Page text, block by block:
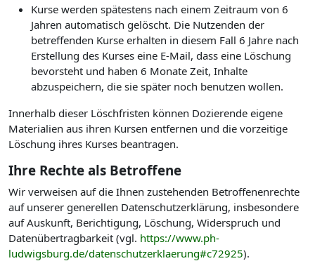
Kurse werden spätestens nach einem Zeitraum von 6
Jahren automatisch gelöscht. Die Nutzenden der
betreffenden Kurse erhalten in diesem Fall 6 Jahre nach
Erstellung des Kurses eine E-Mail, dass eine Löschung
bevorsteht und haben 6 Monate Zeit, Inhalte
abzuspeichern, die sie später noch benutzen wollen.
Innerhalb dieser Löschfristen können Dozierende eigene
Materialien aus ihren Kursen entfernen und die vorzeitige
Löschung ihres Kurses beantragen.
Ihre Rechte als Betroffene
Wir verweisen auf die Ihnen zustehenden Betroffenenrechte
auf unserer generellen Datenschutzerklärung, insbesondere
auf Auskunft, Berichtigung, Löschung, Widerspruch und
Datenübertragbarkeit (vgl. https://www.ph-
ludwigsburg.de/datenschutzerklaerung#c72925).